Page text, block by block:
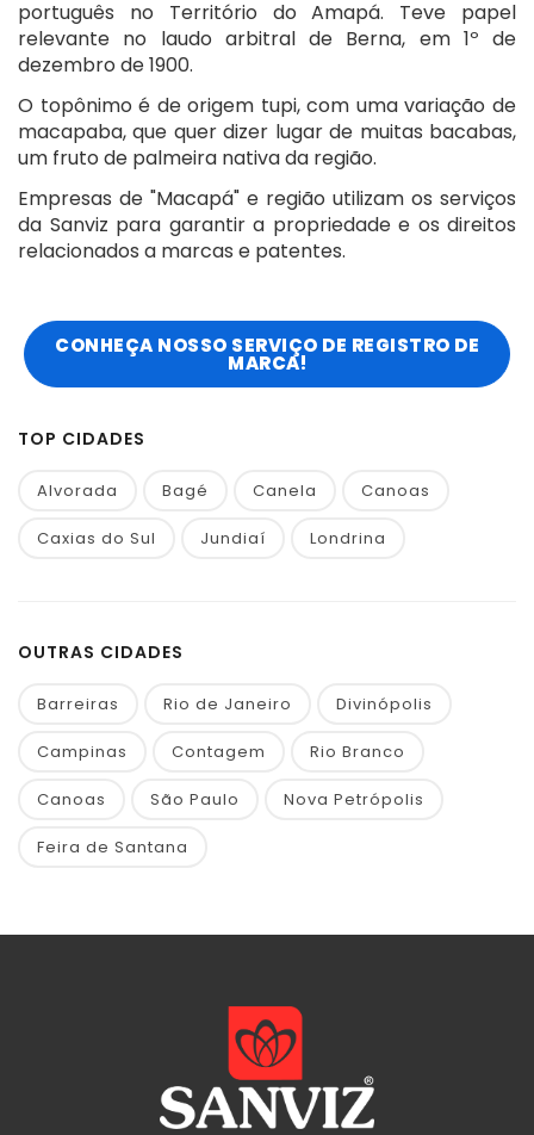
português no Território do Amapá. Teve papel
relevante no laudo arbitral de Berna, em 1º de
dezembro de 1900.
O topônimo é de origem tupi, com uma variação de
macapaba, que quer dizer lugar de muitas bacabas,
um fruto de palmeira nativa da região.
Empresas de "Macapá" e região utilizam os serviços
da Sanviz para garantir a propriedade e os direitos
relacionados a marcas e patentes.
CONHEÇA NOSSO SERVIÇO DE REGISTRO DE
MARCA!
TOP CIDADES
Alvorada Bagé Canela Canoas
Caxias do Sul Jundiaí Londrina
OUTRAS CIDADES
Barreiras Rio de Janeiro Divinópolis
Campinas Contagem Rio Branco
Canoas São Paulo Nova Petrópolis
Feira de Santana